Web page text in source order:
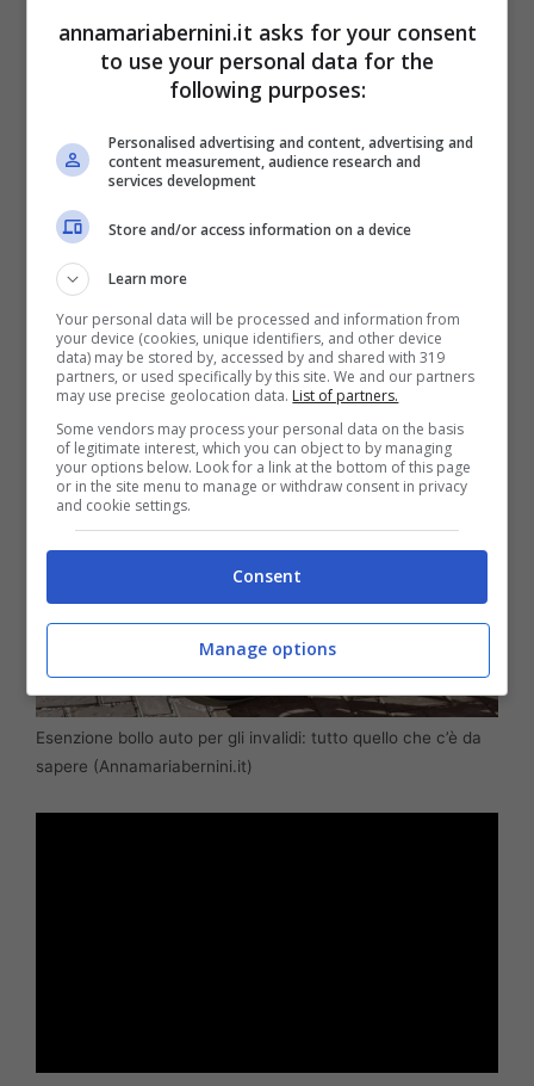
questo è importante sottolineare quello che
prevede la legge da questo punto di vista. Il
punto di riferimento in materia è l’
comma 7, della legge n. 449/1997. Esso,
infatti, prevede che ilpagamentodella
automobilistica erariale e regionale
dovuto, ovviamente con riferimento ai
motoveicoli e agli autoveicoli necessari per gli
spostamenti delle persone affetti da
disabilità.
Esenzione bollo auto per gli invalidi: tutto quello che c’è da
sapere (Annamariabernini.it)
annamariabernini.it asks for your consent
to use your personal data for the
following purposes:
Personalised advertising and content, advertising and
content measurement, audience research and
services development
Store and/or access information on a device
Learn more
Your personal data will be processed and information from
your device (cookies, unique identifiers, and other device
data) may be stored by, accessed by and shared with 319
partners, or used specifically by this site. We and our partners
may use precise geolocation data. List of partners.
Some vendors may process your personal data on the basis
of legitimate interest, which you can object to by managing
your options below. Look for a link at the bottom of this page
or in the site menu to manage or withdraw consent in privacy
and cookie settings.
Consent
Manage options